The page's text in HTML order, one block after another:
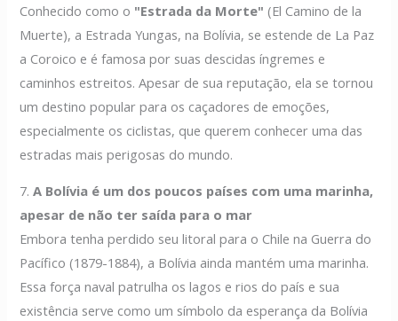
Conhecido como o "Estrada da Morte" (El Camino de la
Muerte), a Estrada Yungas, na Bolívia, se estende de La Paz
a Coroico e é famosa por suas descidas íngremes e
caminhos estreitos. Apesar de sua reputação, ela se tornou
um destino popular para os caçadores de emoções,
especialmente os ciclistas, que querem conhecer uma das
estradas mais perigosas do mundo.
7.A Bolívia é um dos poucos países com uma marinha,
apesar de não ter saída para o mar
Embora tenha perdido seu litoral para o Chile na Guerra do
Pacífico (1879-1884), a Bolívia ainda mantém uma marinha.
Essa força naval patrulha os lagos e rios do país e sua
existência serve como um símbolo da esperança da Bolívia